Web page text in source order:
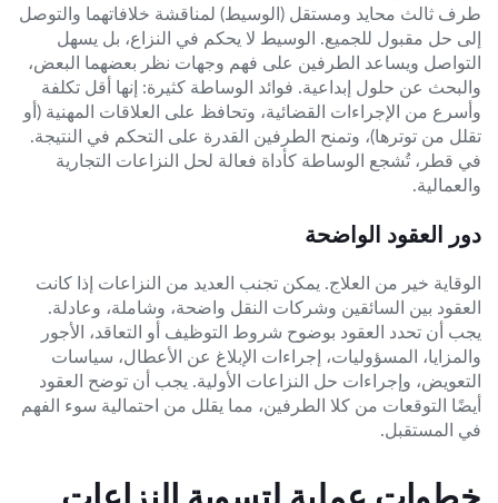
طرف ثالث محايد ومستقل (الوسيط) لمناقشة خلافاتهما والتوصل
إلى حل مقبول للجميع. الوسيط لا يحكم في النزاع، بل يسهل
التواصل ويساعد الطرفين على فهم وجهات نظر بعضهما البعض،
والبحث عن حلول إبداعية. فوائد الوساطة كثيرة: إنها أقل تكلفة
وأسرع من الإجراءات القضائية، وتحافظ على العلاقات المهنية (أو
تقلل من توترها)، وتمنح الطرفين القدرة على التحكم في النتيجة.
في قطر، تُشجع الوساطة كأداة فعالة لحل النزاعات التجارية
والعمالية.
دور العقود الواضحة
الوقاية خير من العلاج. يمكن تجنب العديد من النزاعات إذا كانت
العقود بين السائقين وشركات النقل واضحة، وشاملة، وعادلة.
يجب أن تحدد العقود بوضوح شروط التوظيف أو التعاقد، الأجور
والمزايا، المسؤوليات، إجراءات الإبلاغ عن الأعطال، سياسات
التعويض، وإجراءات حل النزاعات الأولية. يجب أن توضح العقود
أيضًا التوقعات من كلا الطرفين، مما يقلل من احتمالية سوء الفهم
في المستقبل.